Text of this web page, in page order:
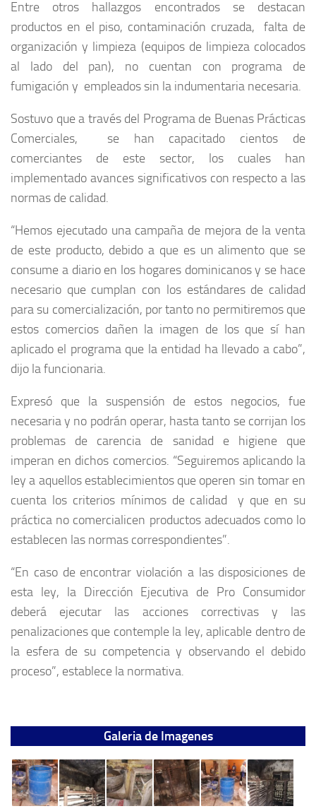
Entre otros hallazgos encontrados se destacan
productos en el piso, contaminación cruzada, falta de
organización y limpieza (equipos de limpieza colocados
al lado del pan), no cuentan con programa de
fumigación y empleados sin la indumentaria necesaria.
Sostuvo que a través del Programa de Buenas Prácticas
Comerciales, se han capacitado cientos de
comerciantes de este sector, los cuales han
implementado avances significativos con respecto a las
normas de calidad.
“Hemos ejecutado una campaña de mejora de la venta
de este producto, debido a que es un alimento que se
consume a diario en los hogares dominicanos y se hace
necesario que cumplan con los estándares de calidad
para su comercialización, por tanto no permitiremos que
estos comercios dañen la imagen de los que sí han
aplicado el programa que la entidad ha llevado a cabo”,
dijo la funcionaria.
Expresó que la suspensión de estos negocios, fue
necesaria y no podrán operar, hasta tanto se corrijan los
problemas de carencia de sanidad e higiene que
imperan en dichos comercios. “Seguiremos aplicando la
ley a aquellos establecimientos que operen sin tomar en
cuenta los criterios mínimos de calidad y que en su
práctica no comercialicen productos adecuados como lo
establecen las normas correspondientes”.
“En caso de encontrar violación a las disposiciones de
esta ley, la Dirección Ejecutiva de Pro Consumidor
deberá ejecutar las acciones correctivas y las
penalizaciones que contemple la ley, aplicable dentro de
la esfera de su competencia y observando el debido
proceso”, establece la normativa.
Galeria de Imagenes